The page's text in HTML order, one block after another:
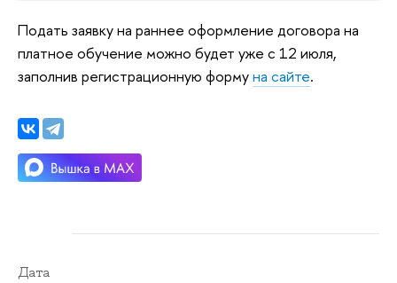
Подать заявку на раннее оформление договора на
платное обучение можно будет уже с 12 июля,
заполнив регистрационную формуна сайте.
Дата